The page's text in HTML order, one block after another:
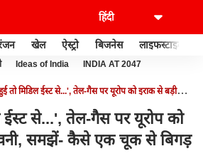
खेल ऐस्ट्रो बिजनेस लाइफस्टाइल
Ideas of India INDIA AT 2047
तो मिडिल ईस्ट से...', तेल-गैस पर यूरोप को इराक से बड़ी
ईस्ट से...', तेल-गैस पर यूरोप को
समझें- कैसे एक चूक से बिगड़